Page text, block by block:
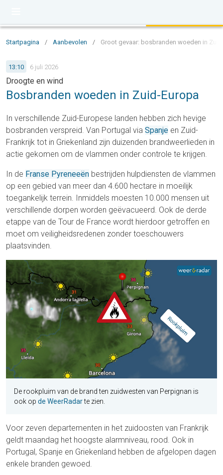
Startpagina / Aanbevolen / Groot gevaar: bosbranden woeden in
13:10 6 juli 2026
Droogte en wind
Bosbranden woeden in Zuid-Europa
In verschillende Zuid-Europese landen hebben zich hevige
bosbranden verspreid. Van Portugal via Spanje en Zuid-
Frankrijk tot in Griekenland zijn duizenden brandweerlieden in
actie gekomen om de vlammen onder controle te krijgen.
In de Franse Pyreneeën bestrijden hulpdiensten de vlammen
op een gebied van meer dan 4.600 hectare in moeilijk
toegankelijk terrein. Inmiddels moesten 10.000 mensen uit
verschillende dorpen worden geëvacueerd. Ook de derde
etappe van de Tour de France wordt hierdoor getroffen en
moet om veiligheidsredenen zonder toeschouwers
plaatsvinden.
De rookpluim van de brand ten zuidwesten van Perpignan is
ook op de WeerRadarte zien.
Voor zeven departementen in het zuidoosten van Frankrijk
geldt maandag het hoogste alarmniveau, rood. Ook in
Portugal, Spanje en Griekenland hebben de afgelopen dagen
enkele branden gewoed.